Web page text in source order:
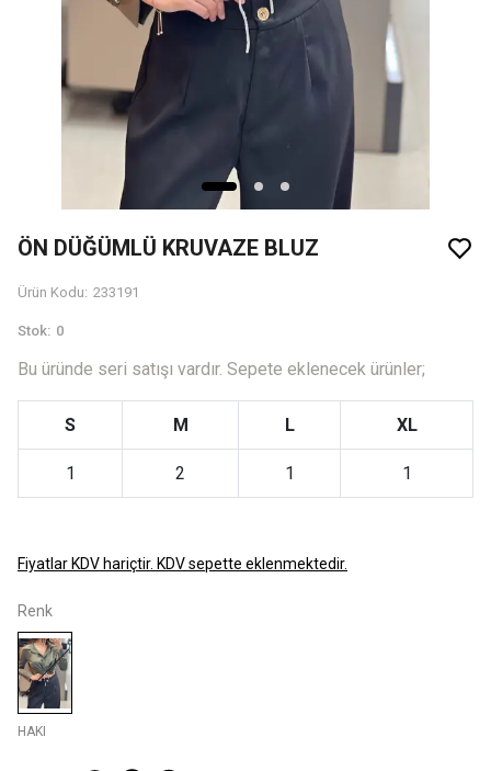
ÖN DÜĞÜMLÜ KRUVAZE BLUZ
Ürün Kodu: 233191
Stok: 0
Bu üründe seri satışı vardır. Sepete eklenecek ürünler;
S M L XL
1 2 1 1
Fiyatlar KDV hariçtir. KDV sepette eklenmektedir.
Renk
HAKI